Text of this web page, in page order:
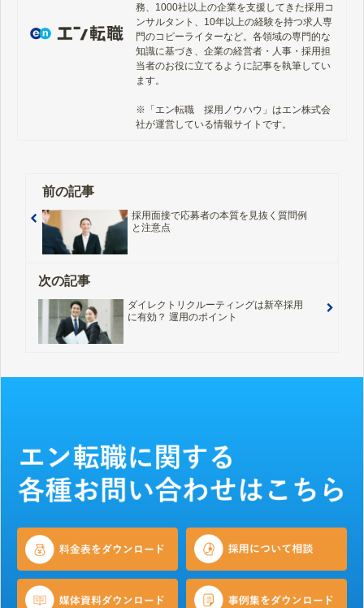
務、1000社以上の企業を支援してきた採用コ
ンサルタント、10年以上の経験を持つ求人専
門のコピーライターなど。各領域の専門的な
知識に基づき、企業の経営者・人事・採用担
当者のお役に立てるように記事を執筆してい
ます。
※「エン転職　採用ノウハウ」はエン株式会
社が運営している情報サイトです。
前の記事
採用面接で応募者の本質を見抜く質問例
と注意点
次の記事
ダイレクトリクルーティングは新卒採用
に有効？ 運用のポイント